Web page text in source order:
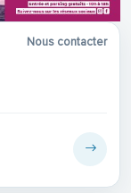
Nous contacter